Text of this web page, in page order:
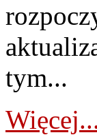
tym...